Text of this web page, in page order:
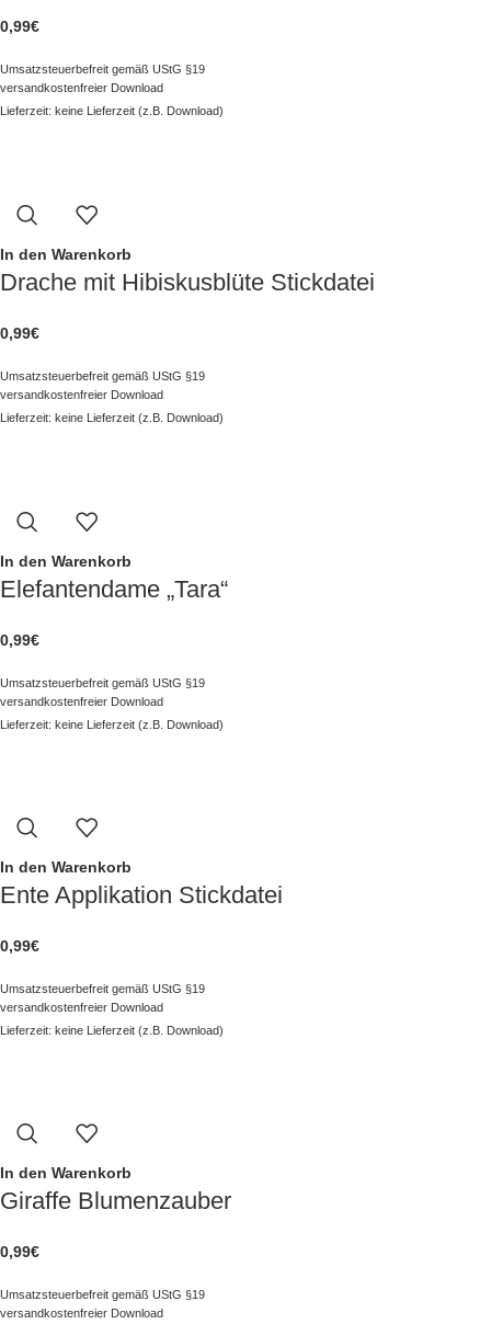
0,99€
Umsatzsteuerbefreit gemäß UStG §19
versandkostenfreier Download
Lieferzeit: keine Lieferzeit (z.B. Download)
In den Warenkorb
Drache mit Hibiskusblüte Stickdatei
0,99€
Umsatzsteuerbefreit gemäß UStG §19
versandkostenfreier Download
Lieferzeit: keine Lieferzeit (z.B. Download)
In den Warenkorb
Elefantendame „Tara“
0,99€
Umsatzsteuerbefreit gemäß UStG §19
versandkostenfreier Download
Lieferzeit: keine Lieferzeit (z.B. Download)
In den Warenkorb
Ente Applikation Stickdatei
0,99€
Umsatzsteuerbefreit gemäß UStG §19
versandkostenfreier Download
Lieferzeit: keine Lieferzeit (z.B. Download)
In den Warenkorb
Giraffe Blumenzauber
0,99€
Umsatzsteuerbefreit gemäß UStG §19
versandkostenfreier Download